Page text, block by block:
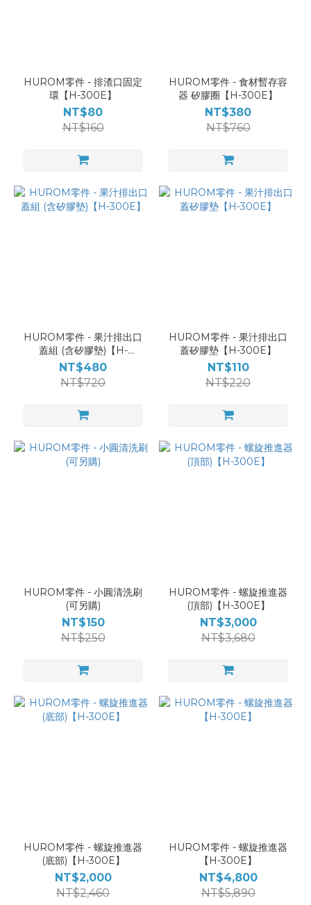
HUROM零件 - 排渣口固定
環【H-300E】
NT$80
NT$160
HUROM零件 - 食材暫存容
器 矽膠圈【H-300E】
NT$380
NT$760
HUROM零件 - 果汁排出口
蓋組 (含矽膠墊)【H-
300E】
NT$480
NT$720
HUROM零件 - 果汁排出口
蓋矽膠墊【H-300E】
NT$110
NT$220
HUROM零件 - 小圓清洗刷
(可另購)
NT$150
NT$250
HUROM零件 - 螺旋推進器
(頂部)【H-300E】
NT$3,000
NT$3,680
HUROM零件 - 螺旋推進器
(底部)【H-300E】
NT$2,000
NT$2,460
HUROM零件 - 螺旋推進器
【H-300E】
NT$4,800
NT$5,890